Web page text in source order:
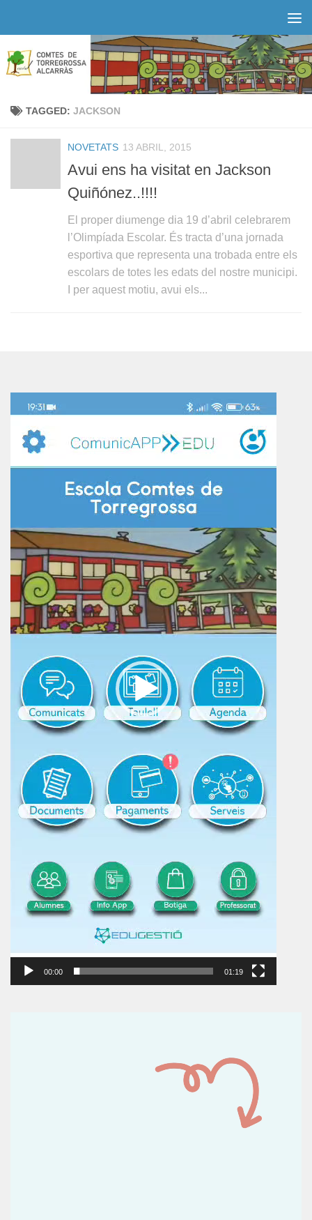
TAGGED: JACKSON
NOVETATS 13 ABRIL, 2015
Avui ens ha visitat en Jackson
Quiñónez..!!!!
El proper diumenge dia 19 d’abril celebrarem
l’Olimpíada Escolar. És tracta d’una jornada
esportiva que representa una trobada entre els
escolars de totes les edats del nostre municipi.
I per aquest motiu, avui els...
de
vídeo
00:00 01:19